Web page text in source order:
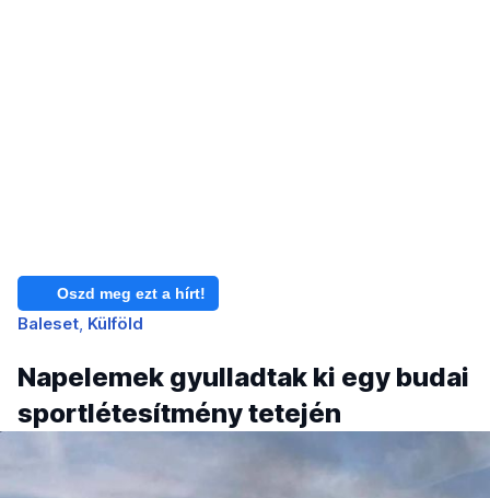
Oszd meg ezt a hírt!
Baleset Külföld
Napelemek gyulladtak ki egy budai
sportlétesítmény tetején